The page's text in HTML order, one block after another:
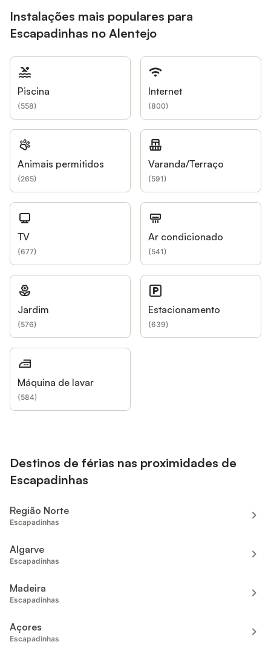
Instalações mais populares para
Escapadinhas no Alentejo
Piscina
(558)
Internet
(800)
Animais permitidos
(265)
Varanda/Terraço
(591)
TV
(677)
Ar condicionado
(541)
Jardim
(576)
Estacionamento
(639)
Máquina de lavar
(584)
Destinos de férias nas proximidades de
Escapadinhas
Região Norte
Escapadinhas
Algarve
Escapadinhas
Madeira
Escapadinhas
Açores
Escapadinhas